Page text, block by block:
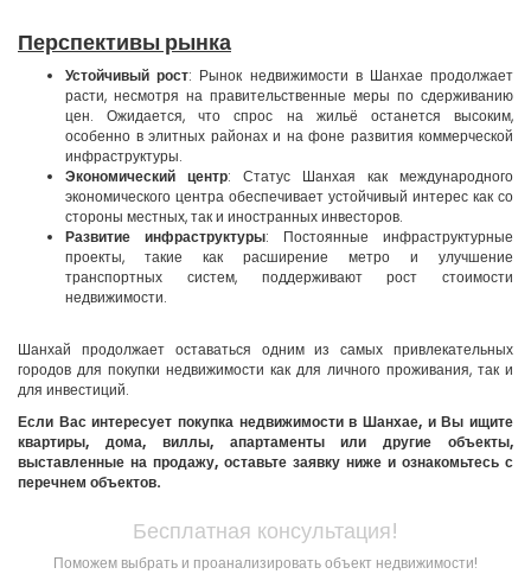
Перспективы рынка
Устойчивый рост: Рынок недвижимости в Шанхае продолжает
расти, несмотря на правительственные меры по сдерживанию
цен. Ожидается, что спрос на жильё останется высоким,
особенно в элитных районах и на фоне развития коммерческой
инфраструктуры.
Экономический центр: Статус Шанхая как международного
экономического центра обеспечивает устойчивый интерес как со
стороны местных, так и иностранных инвесторов.
Развитие инфраструктуры: Постоянные инфраструктурные
проекты, такие как расширение метро и улучшение
транспортных систем, поддерживают рост стоимости
недвижимости.
Шанхай продолжает оставаться одним из самых привлекательных
городов для покупки недвижимости как для личного проживания, так и
для инвестиций.
Если Вас интересует покупка недвижимости в Шанхае, и Вы ищите
квартиры, дома, виллы, апартаменты или другие объекты,
выставленные на продажу, оставьте заявку ниже и ознакомьтесь с
перечнем объектов.
Бесплатная консультация!
Поможем выбрать и проанализировать объект недвижимости!